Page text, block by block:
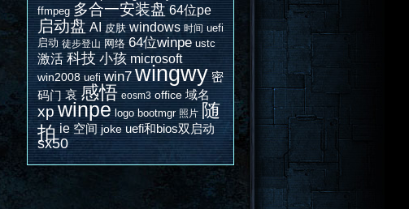
ffmpeg 多合一安装盘 64位pe
启动盘 AI 皮肤 windows 时间 uefi
启动 徒步登山 网络 64位winpe ustc
激活 科技 小孩 microsoft
win2008 uefi win7 wingwy 密
码门 哀 感悟 eosm3 office 域名
xp winpe logo bootmgr 照片 随
拍 ie 空间 joke uefi和bios双启动
sx50